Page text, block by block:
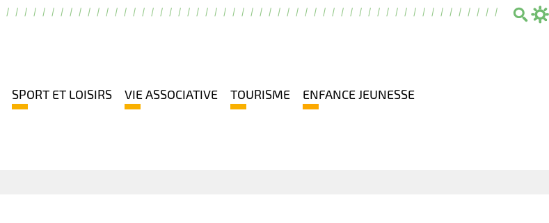
SPORT ET LOISIRS VIE ASSOCIATIVE TOURISME ENFANCE JEUNESSE